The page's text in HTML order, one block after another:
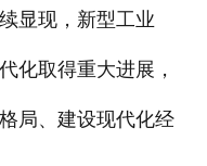
显现，新型工业
化取得重大进展，
局、建设现代化经